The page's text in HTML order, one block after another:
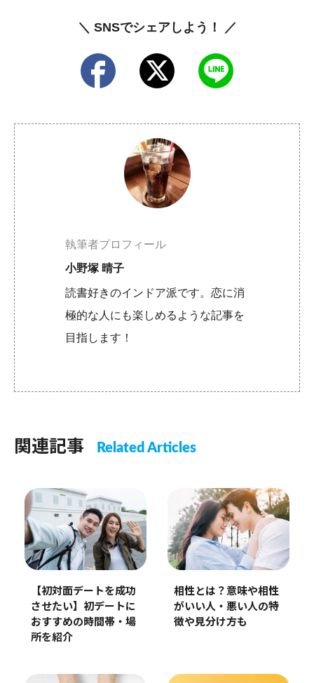
＼ SNSでシェアしよう！ ／
執筆者プロフィール
小野塚 晴子
読書好きのインドア派です。恋に消
極的な人にも楽しめるような記事を
目指します！
関連記事 Related Articles
【初対面デートを成功
させたい】初デートに
おすすめの時間帯・場
所を紹介
相性とは？意味や相性
がいい人・悪い人の特
徴や見分け方も